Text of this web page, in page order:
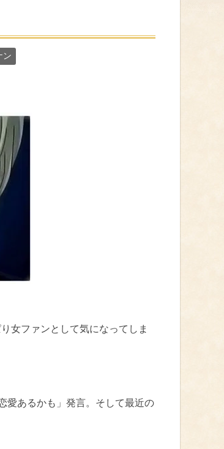
ン
女ファンとして気になってしま
愛あるかも」発言。そして最近の